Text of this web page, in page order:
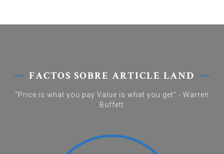
FACTOS SOBRE ARTICLE LAND
“Price is what you pay Value is what you get” - Warren
Buffett